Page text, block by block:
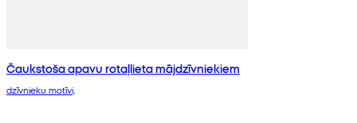
Čaukstoša apavu rotaļlieta mājdzīvniekiem
dzīvnieku motīvi,